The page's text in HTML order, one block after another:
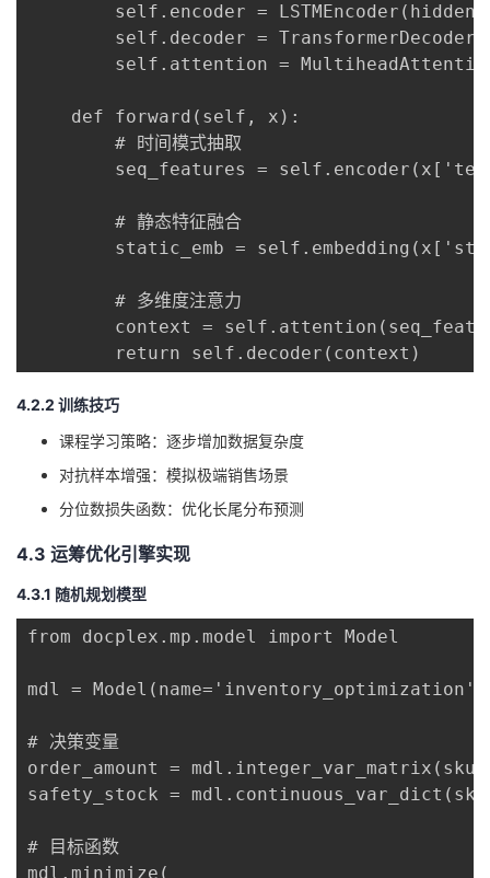
self.encoder =
self.decoder =
self.attention =
    def forward(self, x):
        # 时间模式抽取
seq_features =
        # 静态特征融合
static_emb =
        # 多维度注意力
context =
        return self.decoder(context)
4.2.2 训练技巧
课程学习策略：逐步增加数据复杂度
对抗样本增强：模拟极端销售场景
分位数损失函数：优化长尾分布预测
4.3 运筹优化引擎实现
4.3.1 随机规划模型
from docplex.mp.model import Model
mdl = Model(name='inventory_optimization')
# 决策变量
order_amount =
safety_stock =
# 目标函数
mdl.minimize(